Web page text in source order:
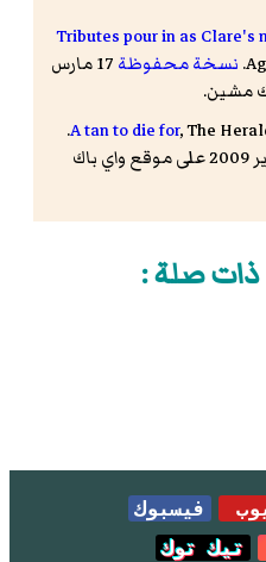
Tributes pour in as Clare's
نسخة محفوظة
17 مارس
A tan to die for, The
4 فبراير 2009 على موقع واي باك
صلة :
فيسبوك
تيك توك